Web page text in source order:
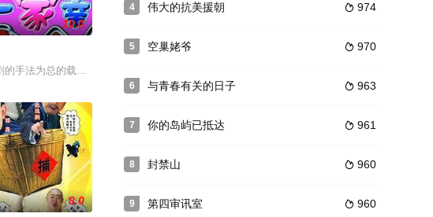
时，幸运得到一座豪华房
。 他是一个有福气的人，再就业，当保姆，继承大所房产。
10.0
的手法为总的载体，以杜大海一家为核心人物，以杜家的左邻右舍等为次要人物，通过跟考生
8.0
4  974
伟大的抗美援朝
5  970
空巢姥爷
6  963
与青春有关的日子
7  961
你的岛屿已抵达
8  960
封禁山
9  960
第四审讯室